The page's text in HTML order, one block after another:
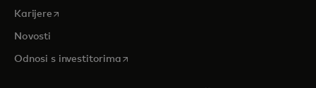
Karijereopens in a new tab
Novosti
Odnosi s investitorimaopens in a new tab